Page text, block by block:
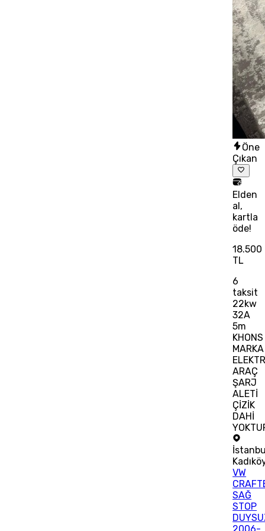
Öne
Çıkan
Elden
al,
kartla
öde!
18.500
TL
6
taksit
22kw
32A
5m
KHONS
MARKA
ARAÇ
ŞARJ
ALETİ
ÇİZİK
DAHİ
VW
SAĞ
STOP